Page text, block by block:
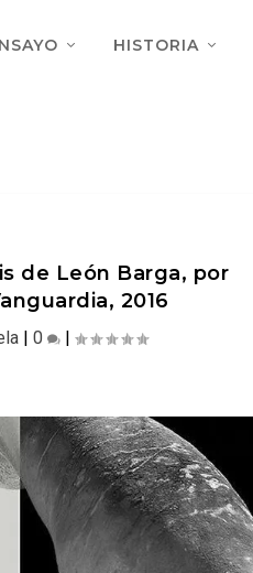
HISTORIA
de León Barga, por
2016
| 0 |